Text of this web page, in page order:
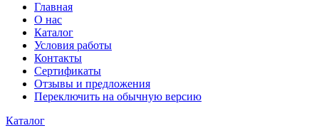
Главная
О нас
Каталог
Условия работы
Контакты
Сертификаты
Отзывы и предложения
Переключить на обычную версию
Каталог